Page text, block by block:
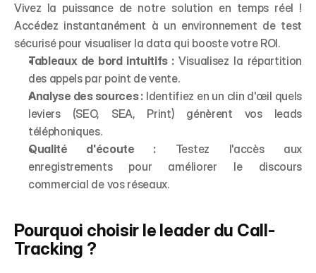
Vivez la puissance de notre solution en temps réel !
Accédez instantanément à un environnement de test
sécurisé pour visualiser la data qui booste votre ROI.
Tableaux de bord intuitifs : Visualisez la répartition
des appels par point de vente.
Analyse des sources : Identifiez en un clin d'œil quels
leviers (SEO, SEA, Print) génèrent vos leads
téléphoniques.
Qualité d'écoute : Testez l'accès aux
enregistrements pour améliorer le discours
commercial de vos réseaux.
Pourquoi choisir le leader du Call-
Tracking ?